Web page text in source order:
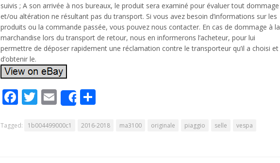
suivis ; A son arrivée à nos bureaux, le produit sera examiné pour évaluer tout dommage
et/ou altération ne résultant pas du transport. Si vous avez besoin d’informations sur les
produits ou la commande passée, vous pouvez nous contacter. En cas de dommage à la
marchandise lors du transport de retour, nous en informerons l’acheteur, pour lui
permettre de déposer rapidement une réclamation contre le transporteur qu’il a choisi et
d’obtenir le.
Facebook
Twitter
Email
Share
Tagged: 1b004499000c1 2016-2018 ma3100 originale piaggio selle vespa